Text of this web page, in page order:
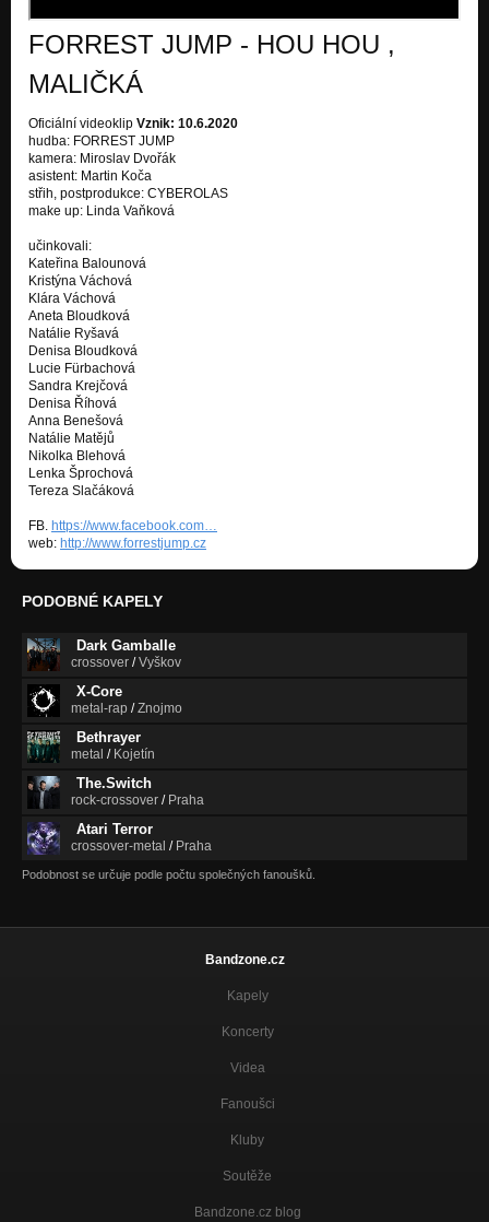
V ZÁPLAVÁCH
FORREST JUMP
NA DOTEK
FORREST JUMP
FORREST JUMP
DÁVÍVÁM
FORREST JUMP
MASO
FORREST JUMP
OPRATĚ
NEMINEM
ŠAŠEK A KRÁL
NEMINEM
MERIARTY
NEMINEM
MONOLIT
DATA MORGANA
MONOLIT
SIRÉNA
MONOLIT
NEZAMYKÁM
MONOLIT
NEMINEM
ZVRAT
FORREST JUMP - HOU HOU ,
MALIČKÁ
Oficiální videoklip Vznik: 10.6.2020
hudba: FORREST JUMP
kamera: Miroslav Dvořák
asistent: Martin Koča
střih, postprodukce: CYBEROLAS
make up: Linda Vaňková
učinkovali:
Kateřina Balounová
Kristýna Váchová
Klára Váchová
Aneta Bloudková
Natálie Ryšavá
Denisa Bloudková
Lucie Fürbachová
Sandra Krejčová
Denisa Říhová
Anna Benešová
Natálie Matějů
Nikolka Blehová
Lenka Šprochová
Tereza Slačáková
FB. https://www.facebook.com…
web: http://www.forrestjump.cz
PODOBNÉ KAPELY
Dark Gamballe
crossover /Vyškov
X-Core
metal-rap /Znojmo
Bethrayer
metal / Kojetín
The.Switch
rock-crossover / Praha
Atari Terror
crossover-metal / Praha
Podobnost se určuje podle počtu společných fanoušků.
Bandzone.cz
Kapely
Koncerty
Videa
Fanoušci
Kluby
Soutěže
Bandzone.cz blog